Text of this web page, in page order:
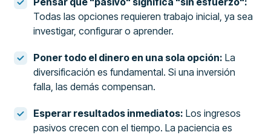
Todas las opciones requieren trabajo inicial, ya sea
investigar, configurar o aprender.
Poner todo el dinero en una sola opción: La
diversificación es fundamental. Si una inversión
falla, las demás compensan.
Esperar resultados inmediatos: Los ingresos
pasivos crecen con el tiempo. La paciencia es